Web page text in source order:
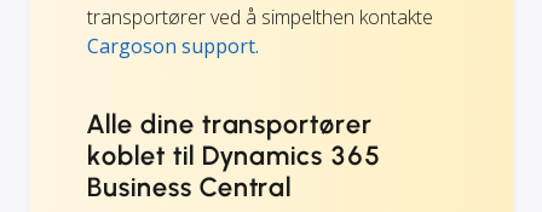
transportører ved å simpelthen kontakte
Cargoson support.
Alle dine transportører
koblet til Dynamics 365
Business Central